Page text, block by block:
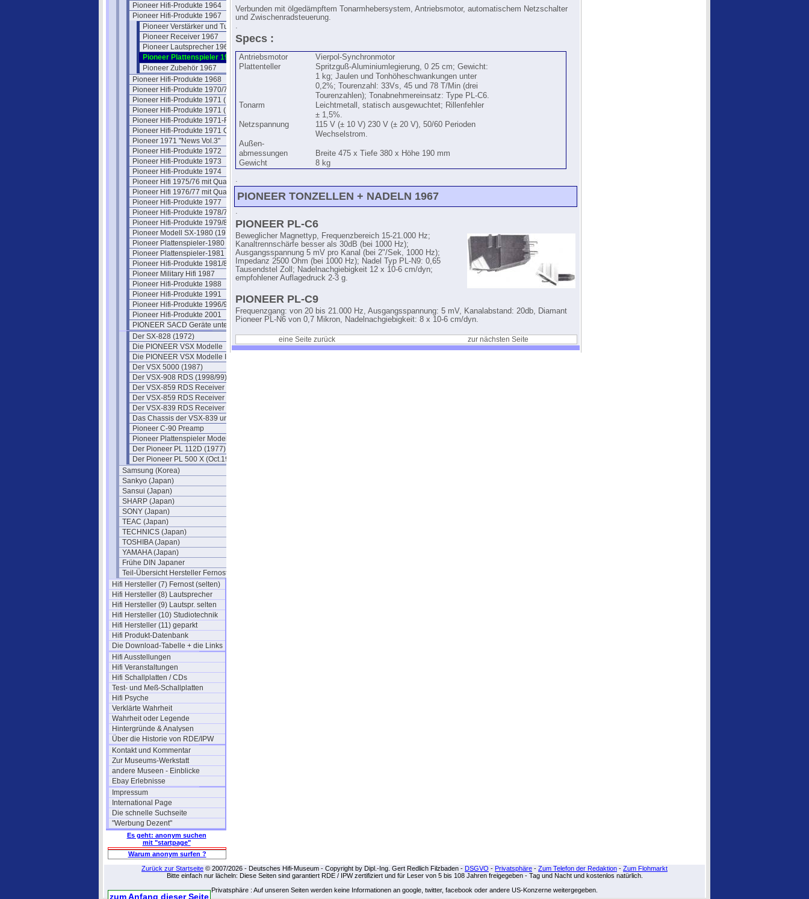
Pioneer Hifi-Produkte 1964
Pioneer Hifi-Produkte 1967
Pioneer Verstärker und Tuner 1967
Pioneer Receiver 1967
Pioneer Lautsprecher 1967
Pioneer Plattenspieler 1967
Pioneer Zubehör 1967
Pioneer Hifi-Produkte 1968
Pioneer Hifi-Produkte 1970/71
Pioneer Hifi-Produkte 1971 (Belgien)
Pioneer Hifi-Produkte 1971 (DE)
Pioneer Hifi-Produkte 1971-Flyer
Pioneer Hifi-Produkte 1971 Quadro
Pioneer 1971 "News Vol.3"
Pioneer Hifi-Produkte 1972
Pioneer Hifi-Produkte 1973
Pioneer Hifi-Produkte 1974
Pioneer Hifi 1975/76 mit Quadro
Pioneer Hifi 1976/77 mit Quadro
Pioneer Hifi-Produkte 1977
Pioneer Hifi-Produkte 1978/79
Pioneer Hifi-Produkte 1979/80
Pioneer Modell SX-1980 (1978)
Pioneer Plattenspieler-1980
Pioneer Plattenspieler-1981
Pioneer Hifi-Produkte 1981/82
Pioneer Military Hifi 1987
Pioneer Hifi-Produkte 1988
Pioneer Hifi-Produkte 1991
Pioneer Hifi-Produkte 1996/97
Pioneer Hifi-Produkte 2001
PIONEER SACD Geräte unter SACD
Der SX-828 (1972)
Die PIONEER VSX Modelle
Die PIONEER VSX Modelle II
Der VSX 5000 (1987)
Der VSX-908 RDS (1998/99)
Der VSX-859 RDS Receiver
Der VSX-859 RDS Receiver II
Der VSX-839 RDS Receiver
Das Chassis der VSX-839 und 859
Pioneer C-90 Preamp
Pioneer Plattenspieler Modelle
Der Pioneer PL 112D (1977)
Der Pioneer PL 500 X (Oct.1979)
Samsung (Korea)
Sankyo (Japan)
Sansui (Japan)
SHARP (Japan)
SONY (Japan)
TEAC (Japan)
TECHNICS (Japan)
TOSHIBA (Japan)
YAMAHA (Japan)
Frühe DIN Japaner
Teil-Übersicht Hersteller Fernost
Hifi Hersteller (7) Fernost (selten)
Hifi Hersteller (8) Lautsprecher
Hifi Hersteller (9) Lautspr. selten
Hifi Hersteller (10) Studiotechnik
Hifi Hersteller (11) geparkt
Hifi Produkt-Datenbank
Die Download-Tabelle + die Links
Hifi Ausstellungen
Hifi Veranstaltungen
Hifi Schallplatten / CDs
Test- und Meß-Schallplatten
Hifi Psyche
Verklärte Wahrheit
Wahrheit oder Legende
Hintergründe & Analysen
Über die Historie von RDE/IPW
Kontakt und Kommentar
Zur Museums-Werkstatt
andere Museen - Einblicke
Ebay Erlebnisse
Impressum
International Page
Die schnelle Suchseite
"Werbung Dezent"
Es geht: anonym suchen
mit "startpage"
Warum anonym surfen ?
Verbunden mit ölgedämpftem Tonarmhebersystem, Antriebsmotor, automatischem Netzschalter
und Zwischenradsteuerung.
.
Specs :
Antriebsmotor
Vierpol-Synchronmotor
Plattenteller
Spritzguß-Aluminiumlegierung, 0 25 cm; Gewicht:
1 kg; Jaulen und Tonhöheschwankungen unter
0,2%; Tourenzahl: 33Vs, 45 und 78 T/Min (drei
Tourenzahlen); Tonabnehmereinsatz: Type PL-C6.
Tonarm
Leichtmetall, statisch ausgewuchtet; Rillenfehler
± 1,5%.
Netzspannung
115 V (± 10 V) 230 V (± 20 V), 50/60 Perioden
Wechselstrom.
Außen-
abmessungen
Breite 475 x Tiefe 380 x Höhe 190 mm
Gewicht
8 kg
.
PIONEER TONZELLEN + NADELN 1967
.
PIONEER PL-C6
Beweglicher Magnettyp, Frequenzbereich 15-21.000 Hz;
Kanaltrennschärfe besser als 30dB (bei 1000 Hz);
Ausgangsspannung 5 mV pro Kanal (bei 2"/Sek, 1000 Hz);
Impedanz 2500 Ohm (bei 1000 Hz); Nadel Typ PL-N9: 0,65
Tausendstel Zoll; Nadelnachgiebigkeit 12 x 10-6 cm/dyn;
empfohlener Auflagedruck 2-3 g.
PIONEER PL-C9
Frequenzgang: von 20 bis 21.000 Hz, Ausgangsspannung: 5 mV, Kanalabstand: 20db, Diamant
Pioneer PL-N6 von 0,7 Mikron, Nadelnachgiebigkeit: 8 x 10-6 cm/dyn.
eine Seite zurück zur nächsten Seite
Zurück zur Startseite © 2007/2026 - Deutsches Hifi-Museum - Copyright by Dipl.-Ing. Gert Redlich Filzbaden - DSGVO - Privatsphäre - Zum Telefon der Redaktion - Zum Flohmarkt
Bitte einfach nur lächeln: Diese Seiten sind garantiert RDE / IPW zertifiziert und für Leser von 5 bis 108 Jahren freigegeben - Tag und Nacht und kostenlos natürlich.
Privatsphäre : Auf unseren Seiten werden keine Informationen an google, twitter, facebook oder andere US-Konzerne weitergegeben.
zum Anfang dieser Seite